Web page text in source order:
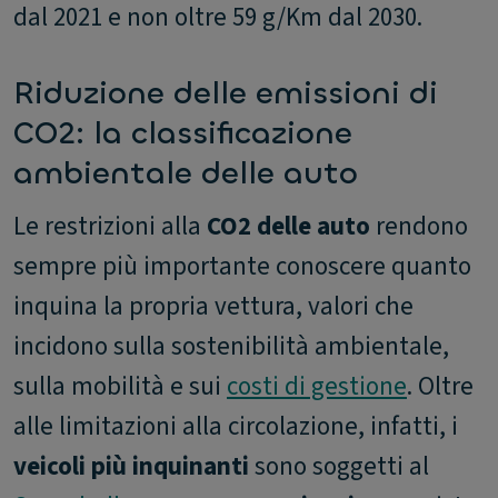
dal 2021 e non oltre 59 g/Km dal 2030.
Riduzione delle emissioni di
CO2: la classificazione
ambientale delle auto
Le restrizioni alla CO2 delle auto rendono
sempre più importante conoscere quanto
inquina la propria vettura, valori che
incidono sulla sostenibilità ambientale,
sulla mobilità e sui costi di gestione. Oltre
alle limitazioni alla circolazione, infatti, i
veicoli più inquinantisono soggetti al